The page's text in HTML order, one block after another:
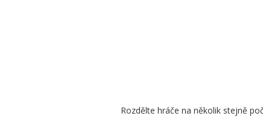
Rozdělte hráče na několik stejně